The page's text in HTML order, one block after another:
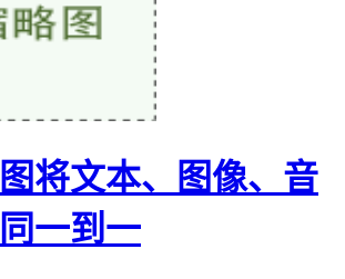
将文本、图像、音
一到一